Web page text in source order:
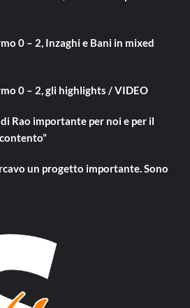
0 – 2, Inzaghi e Bani in mixed
0 – 2, gli highlights / VIDEO
di Rao importante per noi e per il
un progetto importante. Sono